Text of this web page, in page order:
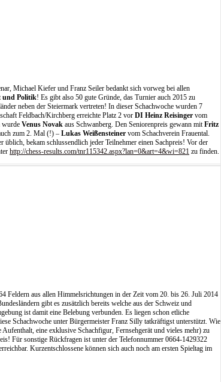
Michael Kiefer und Franz Seiler bedankt sich vorweg bei allen
und Politik! Es gibt also 50 gute Gründe, das Turnier auch 2015 zu
neben der Steiermark vertreten! In dieser Schachwoche wurden 7
Feldbach/Kirchberg erreichte Platz 2 vor DI Heinz Reisinger vom
wurde Venus Novak aus Schwanberg. Den Seniorenpreis gewann mit Fritz
zum 2. Mal (!) – Lukas Weißensteiner vom Schachverein Frauental.
bekam schlussendlich jeder Teilnehmer einen Sachpreis! Vor der
http://chess-results.com/tnr115342.aspx?lan=0&art=4&wi=821 zu finden.
Feldern aus allen Himmelsrichtungen in der Zeit vom 20. bis 26. Juli 2014
gibt es zusätzlich bereits welche aus der Schweiz und
ist damit eine Belebung verbunden. Es liegen schon etliche
Schachwoche unter Bürgermeister Franz Silly tatkräftigst unterstützt. Wie
eine exklusive Schachfigur, Fernsehgerät und vieles mehr) zu
Für sonstige Rückfragen ist unter der Telefonnummer 0664-1429322
Kurzentschlossene können sich auch noch am ersten Spieltag im